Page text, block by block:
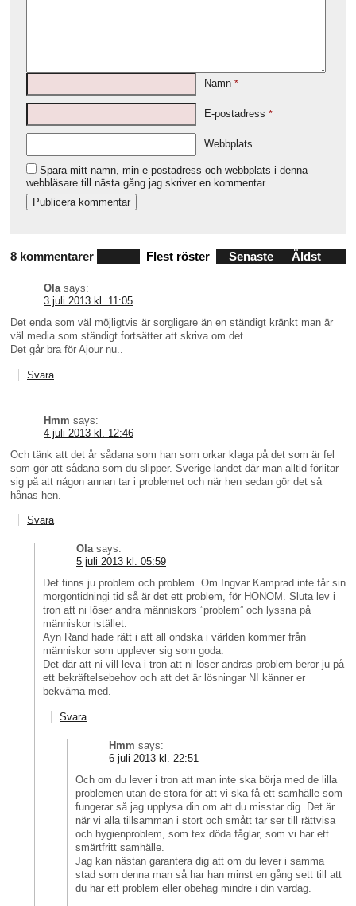
Namn *
E-postadress *
Webbplats
Spara mitt namn, min e-postadress och webbplats i denna
webbläsare till nästa gång jag skriver en kommentar.
8 kommentarer Flest röster Senaste Äldst
Ola says:
3 juli 2013 kl. 11:05
Det enda som väl möjligtvis är sorgligare än en ständigt kränkt man är
väl media som ständigt fortsätter att skriva om det.
Det går bra för Ajour nu..
Svara
Hmm says:
4 juli 2013 kl. 12:46
Och tänk att det år sådana som han som orkar klaga på det som är fel
som gör att sådana som du slipper. Sverige landet där man alltid förlitar
sig på att någon annan tar i problemet och när hen sedan gör det så
hånas hen.
Svara
Ola says:
5 juli 2013 kl. 05:59
Det finns ju problem och problem. Om Ingvar Kamprad inte får sin
morgontidningi tid så är det ett problem, för HONOM. Sluta lev i
tron att ni löser andra människors ”problem” och lyssna på
människor istället.
Ayn Rand hade rätt i att all ondska i världen kommer från
människor som upplever sig som goda.
Det där att ni vill leva i tron att ni löser andras problem beror ju på
ett bekräftelsebehov och att det är lösningar NI känner er
bekväma med.
Svara
Hmm says:
6 juli 2013 kl. 22:51
Och om du lever i tron att man inte ska börja med de lilla
problemen utan de stora för att vi ska få ett samhälle som
fungerar så jag upplysa din om att du misstar dig. Det är
när vi alla tillsamman i stort och smått tar ser till rättvisa
och hygienproblem, som tex döda fåglar, som vi har ett
smärtfritt samhälle.
Jag kan nästan garantera dig att om du lever i samma
stad som denna man så har han minst en gång sett till att
du har ett problem eller obehag mindre i din vardag.